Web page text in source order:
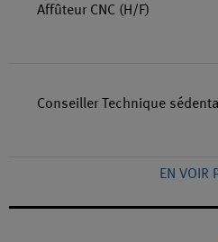
Affûteur CNC (H/F)
Conseiller Technique
EN VOIR